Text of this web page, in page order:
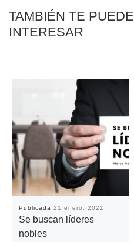
TAMBIÉN TE PUEDE
INTERESAR
Publicada 21 enero, 2021
Se buscan líderes
nobles